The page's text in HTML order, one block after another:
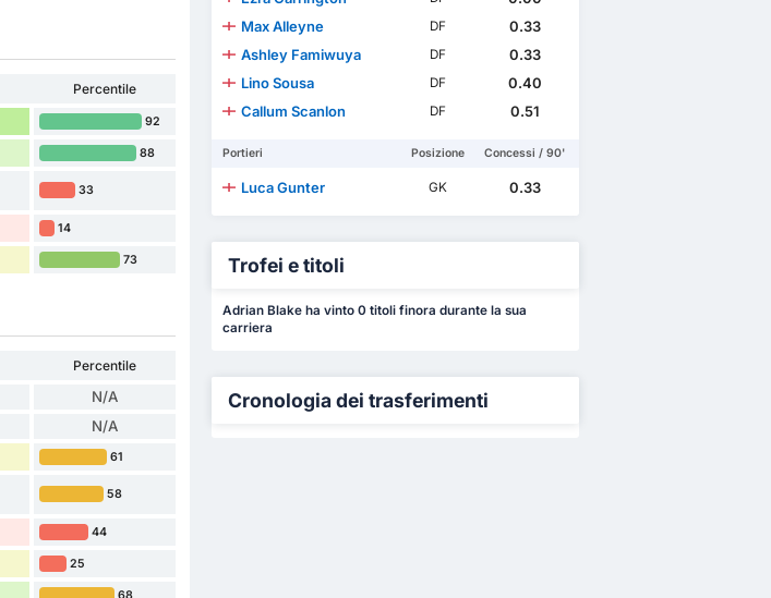
Percentile
92
88
33
14
73
Percentile
N/A
N/A
61
58
44
25
Max Alleyne
DF
0.33
Ashley Famiwuya
DF
0.33
Lino Sousa
DF
0.40
Callum Scanlon
DF 0.51
Portieri Posizione Concessi / 90'
Luca Gunter GK 0.33
Trofei e titoli
Adrian Blake ha vinto 0 titoli finora durante la sua
carriera
Cronologia dei trasferimenti